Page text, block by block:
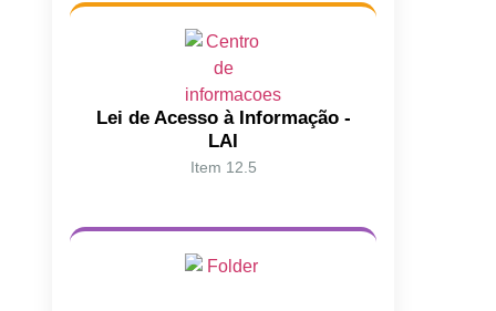
Lei de Acesso à Informação -
LAI
Item 12.5